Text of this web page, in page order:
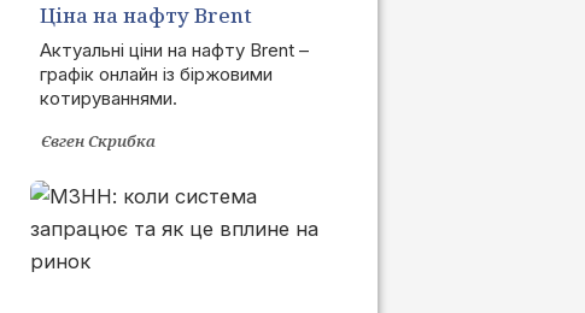
Ціна на нафту Brent
сьогодні | графік онлайн
Актуальні ціни на нафту Brent –
графік онлайн із біржовими
котируваннями.
Євген Скрибка